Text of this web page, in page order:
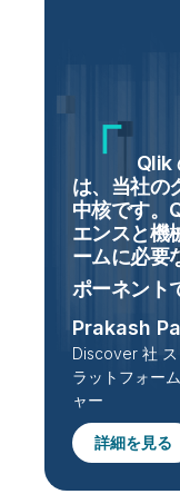
Qlik
は、当社の
中核です。
エンスと機
ームに必要
ポーネント
Prakash
Discover 社
ラットフォー
ャー
詳細を見る